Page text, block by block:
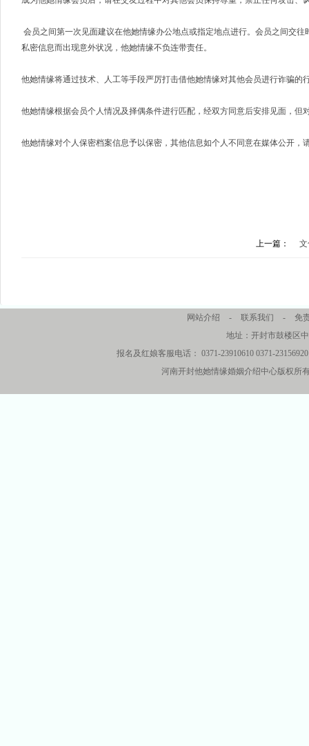
会员之间第一次见面建议在他她情缘办公地点或指定地点进行。会员之间交
私密信息而出现意外状况，他她情缘不负连带责任。
他她情缘将通过技术、人工等手段严厉打击借他她情缘对其他会员进行诈骗
他她情缘根据会员个人情况及择偶条件进行匹配，经双方同意后安排见面，但
他她情缘对个人保密档案信息予以保密，其他信息如个人不同意在媒体公开，
上一篇：
网站介绍 - 联系我们 -
免
地址：开封市鼓楼区
报名及红娘客服电话： 0371-23910610 0371-
河南开封他她情缘婚姻介绍中心版权所